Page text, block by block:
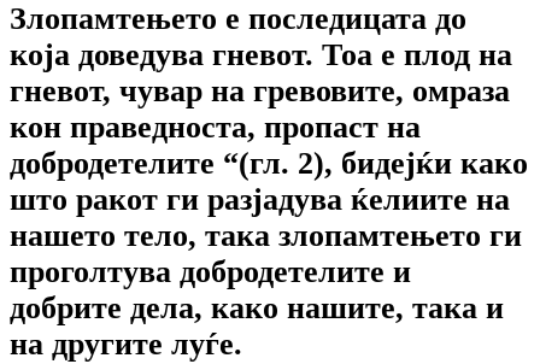
Злопамтењето е последицата до
која доведува гневот. Тоа е плод на
гневот, чувар на гревовите, омраза
кон праведноста, пропаст на
добродетелите “(гл. 2), бидејќи како
што ракот ги разјадува ќелиите на
нашето тело, така злопамтењето ги
проголтува добродетелите и
добрите дела, како нашите, така и
на другите луѓе.